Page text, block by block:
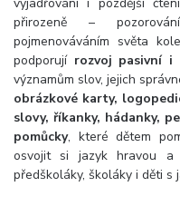
vyjadřování i pozdější
přirozeně –
pojmenováváním světa
podporují rozvoj pasivní i
významům slov, jejich
obrázkové karty,
slovy, říkanky, hádanky,
pomůcky, které dětem
osvojit si jazyk hravou a
předškoláky, školáky i děti s